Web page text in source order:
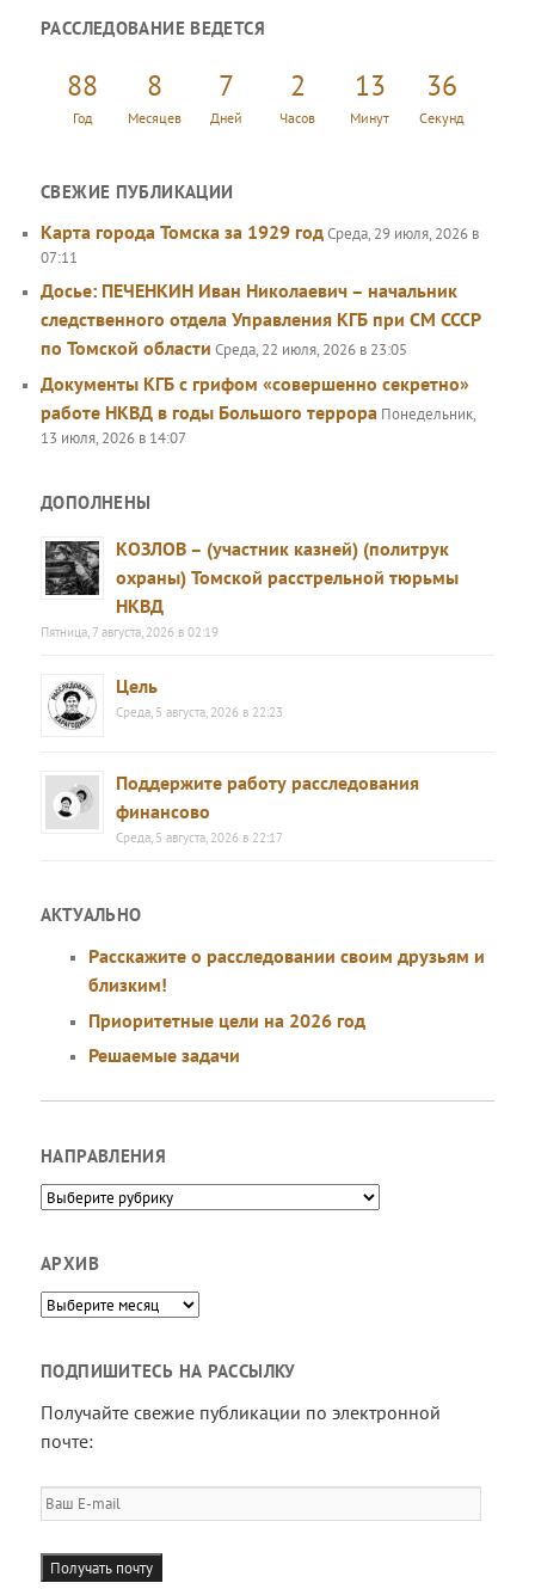
с
РАССЛЕДОВАНИЕ ВЕДЕТСЯ
88
Год
8
Месяцев
7
Дней
2
Часов
13
Минут
36
Секунд
СВЕЖИЕ ПУБЛИКАЦИИ
Карта города Томска за 1929 годСреда, 29 июля, 2026 в
07:11
Досье: ПЕЧЕНКИН Иван Николаевич – начальник
следственного отдела Управления КГБ при СМ СССР
по Томской области Среда, 22 июля, 2026 в 23:05
Документы КГБ с грифом «совершенно секретно»
работе НКВД в годы Большого террора Понедельник,
13 июля, 2026 в 14:07
ДОПОЛНЕНЫ
КОЗЛОВ – (участник казней) (политрук
охраны) Томской расстрельной тюрьмы
НКВД
Пятница, 7 августа, 2026 в 02:19
Цель
Среда, 5 августа, 2026 в 22:23
Поддержите работу расследования
финансово
Среда, 5 августа, 2026 в 22:17
АКТУАЛЬНО
Расскажите о расследовании своим друзьям и
близким!
Приоритетные цели на 2026 год
Решаемые задачи
НАПРАВЛЕНИЯ
Направления
АРХИВ
Архив
ПОДПИШИТЕСЬ НА РАССЫЛКУ
Получайте свежие публикации по электронной
почте:
Ваш
E-
mail
Получать почту